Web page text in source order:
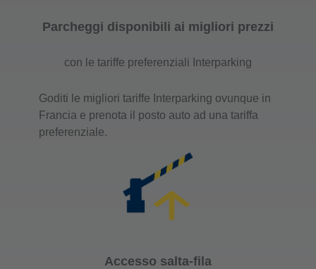
Parcheggi disponibili ai migliori prezzi
con le tariffe preferenziali Interparking
Goditi le migliori tariffe Interparking ovunque in
Francia e prenota il posto auto ad una tariffa
preferenziale.
Accesso salta-fila